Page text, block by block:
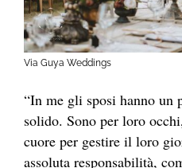
Via Guya Weddings
“In me gli sposi hanno un
solido. Sono per loro
cuore per gestire il loro
assoluta responsabilità,